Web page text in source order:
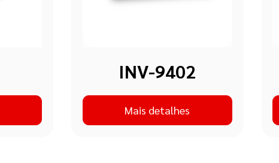
INV-9402
Mais detalhes